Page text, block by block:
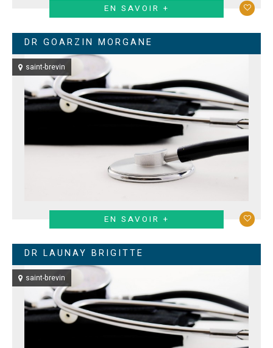
EN SAVOIR +
DR GOARZIN MORGANE
saint-brevin
EN SAVOIR +
DR LAUNAY BRIGITTE
saint-brevin